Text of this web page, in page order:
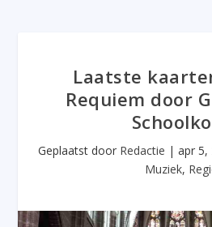
Laatste
Requiem door
Geplaatst door Redactie | apr 5,
Muziek,